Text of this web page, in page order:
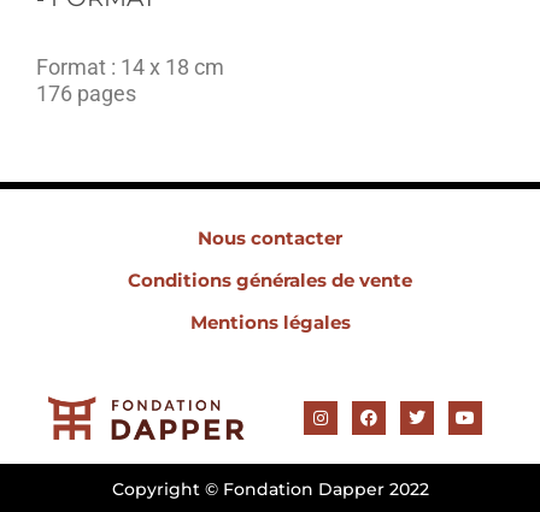
Format : 14 x 18 cm
176 pages
Nous contacter
Conditions générales de vente
Mentions légales
I
n
s
g
F
a
c
o
T
w
i
e
Y
o
u
Copyright © Fondation Dapper 2022